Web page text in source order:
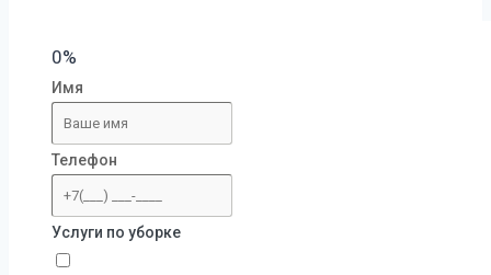
0%
Имя
Телефон
Услуги по уборке